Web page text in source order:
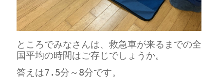
ところでみなさんは、救急車が来るまでの全
国平均の時間はご存じでしょうか。
答えは7.5分～8分です。